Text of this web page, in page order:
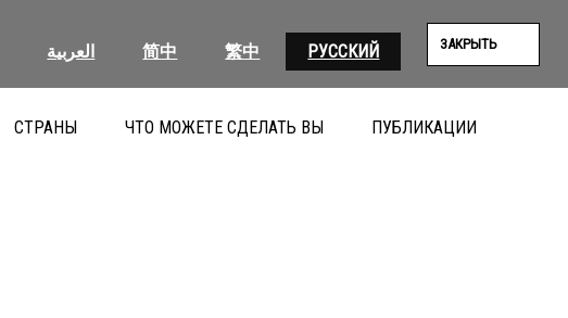
العربية 简中 繁中 РУССКИЙ ЗАКРЫТЬ
СТРАНЫ ЧТО МОЖЕТЕ СДЕЛАТЬ ВЫ ПУБЛИКАЦИИ